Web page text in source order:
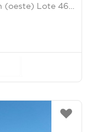
Avenida Libertador General San Martín (oeste) Lote 46 7300